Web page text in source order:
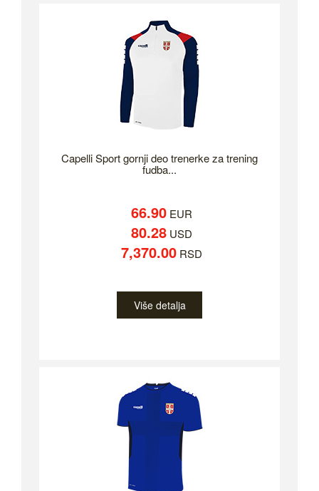
Capelli Sport gornji deo trenerke za trening
fudba...
66.90EUR
80.28USD
7,370.00RSD
Više detalja